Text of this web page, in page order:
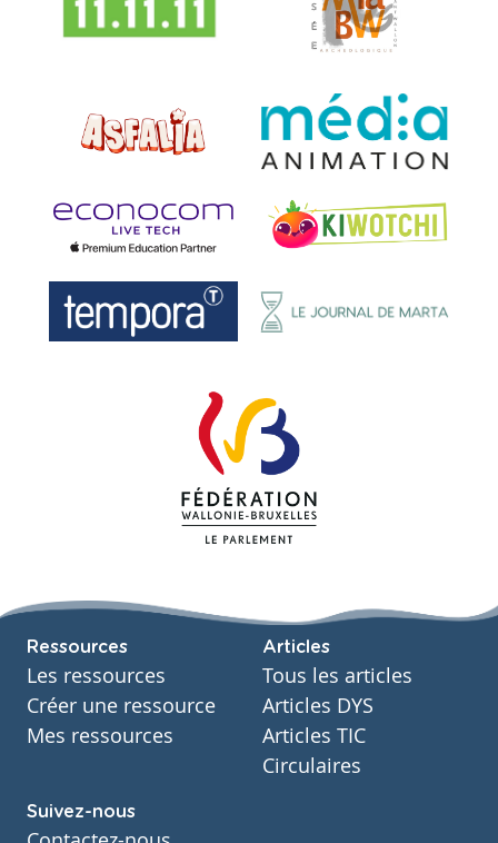
Ressources
Les ressources
Créer une ressource
Mes ressources
Articles
Tous les articles
Articles DYS
Articles TIC
Circulaires
Suivez-nous